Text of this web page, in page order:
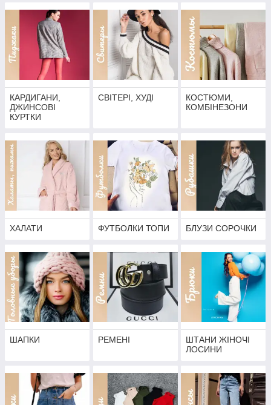
КАРДИГАНИ,
ДЖИНСОВІ
КУРТКИ
СВІТЕРІ, ХУДІ
КОСТЮМИ,
КОМБІНЕЗОНИ
ХАЛАТИ ФУТБОЛКИ ТОПИ БЛУЗИ СОРОЧКИ
ШАПКИ РЕМЕНІ
ШТАНИ ЖІНОЧІ
ЛОСИНИ